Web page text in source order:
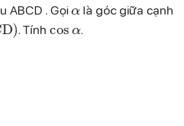
ABCD . Gọi
là góc giữa cạnh
)
. Tính
cosα
.